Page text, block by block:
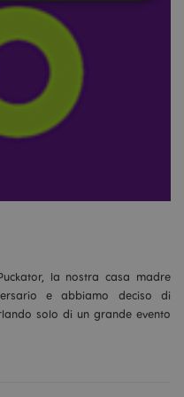
la nostra casa madre
e abbiamo deciso di
solo di un grande evento
Prestazione
consentono le
come accesso alla
dell'account. Il sito
correttamente